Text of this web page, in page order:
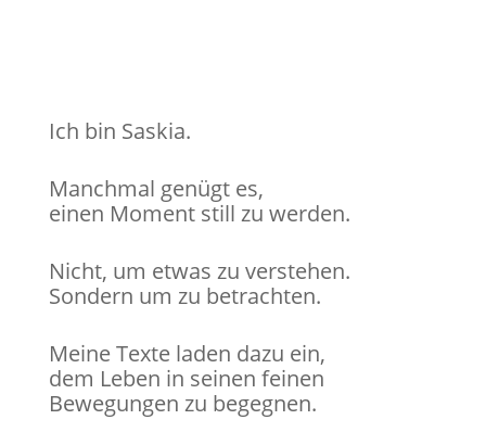
Ich bin Saskia.
Manchmal genügt es,
einen Moment still zu werden.
Nicht, um etwas zu verstehen.
Sondern um zu betrachten.
Meine Texte laden dazu ein,
dem Leben in seinen feinen
Bewegungen zu begegnen.